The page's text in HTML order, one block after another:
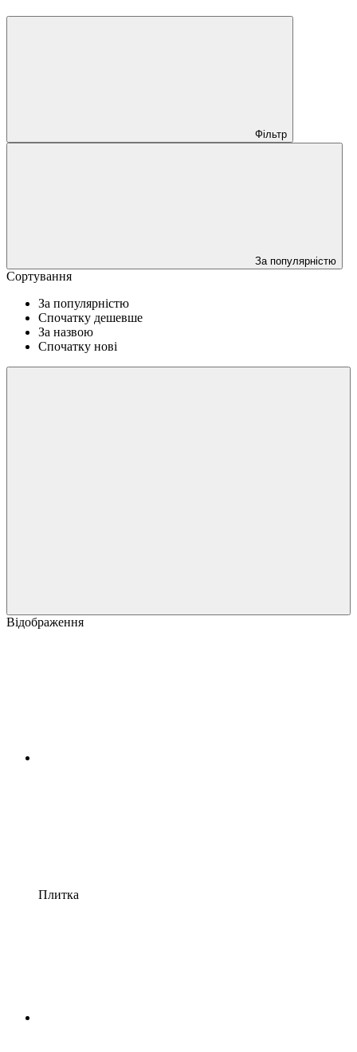
Фільтр
За популярністю
Сортування
За популярністю
Спочатку дешевше
За назвою
Спочатку нові
Відображення
Плитка